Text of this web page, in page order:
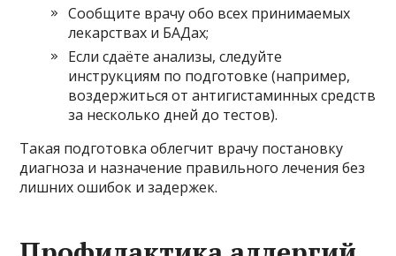
Сообщите врачу обо всех принимаемых
лекарствах и БАДах;
Если сдаёте анализы, следуйте
инструкциям по подготовке (например,
воздержиться от антигистаминных средств
за несколько дней до тестов).
Такая подготовка облегчит врачу постановку
диагноза и назначение правильного лечения без
лишних ошибок и задержек.